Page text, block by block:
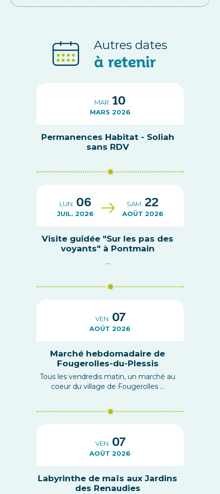
Autres dates
à retenir
MAR. 10
MARS 2026
Permanences Habitat - Soliah
sans RDV
LUN. 06
JUIL. 2026
SAM. 22
AOÛT 2026
Visite guidée "Sur les pas des
voyants" à Pontmain
...
VEN. 07
AOÛT 2026
Marché hebdomadaire de
Fougerolles-du-Plessis
Tous les vendredis matin, un marché au
coeur du village de Fougerolles ...
VEN. 07
AOÛT 2026
Labyrinthe de maïs aux Jardins
des Renaudies